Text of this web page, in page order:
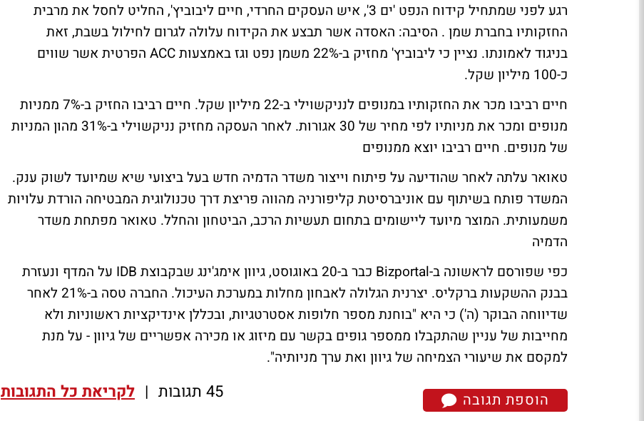
רגע לפני שמתחיל קידוח הנפט 'ים 3', איש העסקים החרדי,
חיים ליבוביץ', החליט לחסל את מרבית
החזקותיו בחברת שמן . הסיבה: האסדה אשר תבצע את הקידוח עלולה לגרום לחילול בשבת, זאת
בניגוד לאמונתו. נציין כי ליבוביץ' מחזיק ב-22% משמן נפט וגז באמצעות ACC הפרטית אשר שווים
כ-100 מיליון שקל.
חיים רביבו מכר את החזקותיו במנופים לנניקשוילי ב-22 מיליון שקל. חיים רביבו החזיק ב-7% ממניות
מנופים ומכר את מניותיו לפי מחיר של 30 אגורות. לאחר העסקה מחזיק נניקשוילי ב-31% מהון המניות
של מנופים. חיים רביבו יוצא ממנופים
טאואר עלתה לאחר שהודיעה על פיתוח וייצור משדר הדמיה חדש בעל ביצועי שיא שמיועד לשוק ענק.
המשדר פותח בשיתוף עם אוניברסיטת קליפורניה מהווה פריצת דרך טכנולוגית המבטיחה הורדת עלויות
משמעותית. המוצר מיועד ליישומים בתחום תעשיות הרכב, הביטחון והחלל. טאואר מפתחת משדר
הדמיה
כפי שפורסם לראשונה ב-Bizportal כבר ב-20 באוגוסט, גיוון אימג'ינג שבקבוצת IDB על המדף ונעזרת
בבנק ההשקעות ברקליס. יצרנית הגלולה לאבחון מחלות במערכת העיכול. החברה טסה ב-21% לאחר
שדיווחה הבוקר (ה') כי היא "בוחנת מספר חלופות אסטרטגיות, ובכללן אינדיקציות ראשוניות ולא
מחייבות של עניין שהתקבלו ממספר גופים בקשר עם מיזוג או מכירה אפשריים של גיוון- על מנת
למקסם את שיעורי הצמיחה של גיוון ואת ערך מניותיה".
הוספת תגובה 45 תגובות | לקריאת כל התגובות